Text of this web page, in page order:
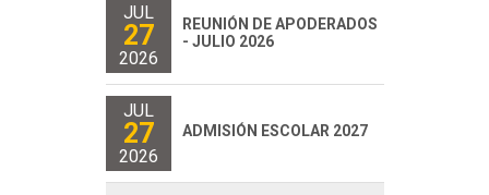
JUL
27
2026
REUNIÓN DE APODERADOS
- JULIO 2026
JUL
27
2026
ADMISIÓN ESCOLAR 2027